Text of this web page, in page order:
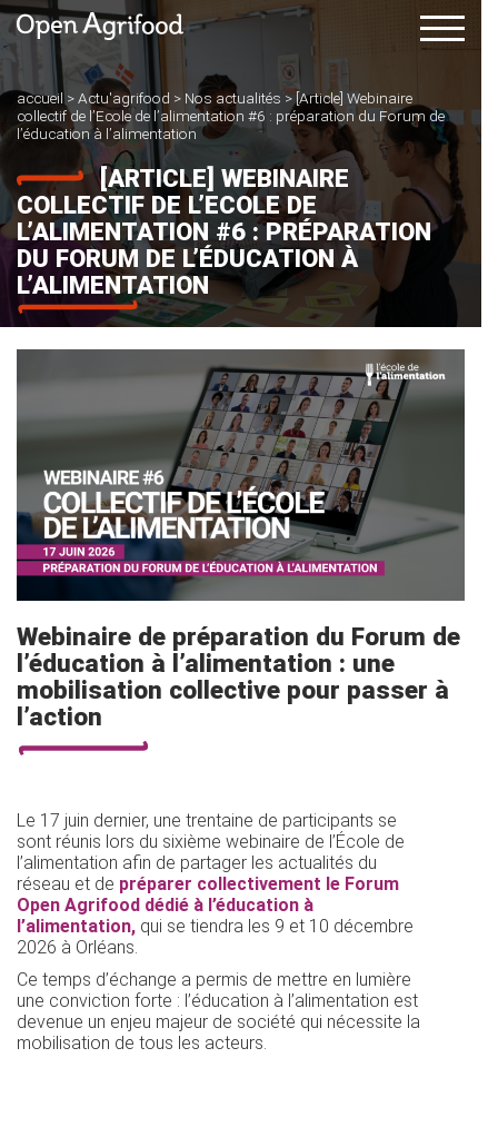
accueil >Actu'agrifood > Nos actualités > [Article] Webinaire
collectif de l’Ecole de l’alimentation #6 : préparation du Forum de
l’éducation à l’alimentation
[ARTICLE] WEBINAIRE
COLLECTIF DE L’ECOLE DE
L’ALIMENTATION #6 : PRÉPARATION
DU FORUM DE L’ÉDUCATION À
L’ALIMENTATION
Webinaire de préparation du Forum de
l’éducation à l’alimentation : une
mobilisation collective pour passer à
l’action
Le 17 juin dernier, une trentaine de participants se
sont réunis lors du sixième webinaire de l’École de
l’alimentation afin de partager les actualités du
réseau et de préparer collectivement le Forum
Open Agrifood dédié à l’éducation à
l’alimentation, qui se tiendra les 9 et 10 décembre
2026 à Orléans.
Ce temps d’échange a permis de mettre en lumière
une conviction forte : l’éducation à l’alimentation est
devenue un enjeu majeur de société qui nécessite la
mobilisation de tous les acteurs.